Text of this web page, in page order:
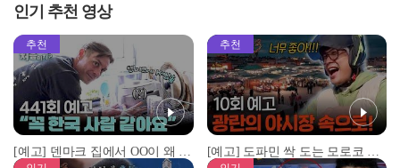
인기 추천 영상
추천
[예고] 덴마크 집에서 OO이 왜 나와...? 이상할 정도로 한국을 사랑하는 우리 형을 제보합니다!
추천
[예고] 도파민 싹 도는 모로코 야시장 투어!